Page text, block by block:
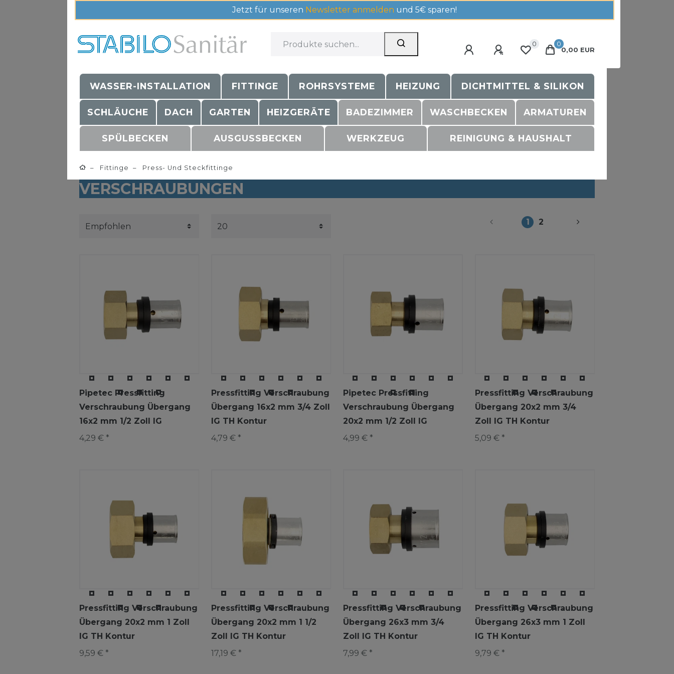
Jetzt für unseren Newsletter anmelden und 5€ sparen!
0
0
0,00 EUR
WASSER-INSTALLATION FITTINGE ROHRSYSTEME HEIZUNG DICHTMITTEL & SILIKON
SCHLÄUCHE DACH GARTEN HEIZGERÄTE BADEZIMMER WASCHBECKEN ARMATUREN
SPÜLBECKEN AUSGUSSBECKEN WERKZEUG REINIGUNG & HAUSHALT
Fittinge Press- Und Steckfittinge
VERSCHRAUBUNGEN
1 2
Pipetec Pressfitting
Verschraubung Übergang
16x2 mm 1/2 Zoll IG
4,29 € *
Pressfitting Verschraubung
Übergang 16x2 mm 3/4 Zoll
IG TH Kontur
4,79 € *
Pipetec Pressfitting
Verschraubung Übergang
20x2 mm 1/2 Zoll IG
4,99 € *
Pressfitting Verschraubung
Übergang 20x2 mm 3/4
Zoll IG TH Kontur
5,09 € *
Pressfitting Verschraubung
Übergang 20x2 mm 1 Zoll
IG TH Kontur
9,59 € *
Pressfitting Verschraubung
Übergang 20x2 mm 1 1/2
Zoll IG TH Kontur
17,19 € *
Pressfitting Verschraubung
Übergang 26x3 mm 3/4
Zoll IG TH Kontur
7,99 € *
Pressfitting Verschraubung
Übergang 26x3 mm 1 Zoll
IG TH Kontur
9,79 € *